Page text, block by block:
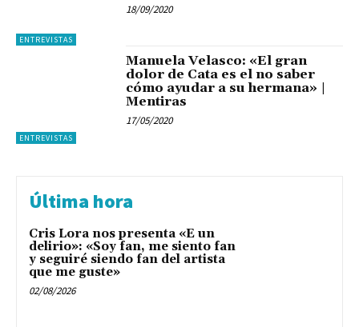
ENTREVISTAS
18/09/2020
ENTREVISTAS
Manuela Velasco: «El gran
dolor de Cata es el no saber
cómo ayudar a su hermana» |
Mentiras
17/05/2020
Última hora
Cris Lora nos presenta «E un
delirio»: «Soy fan, me siento fan
y seguiré siendo fan del artista
que me guste»
02/08/2026